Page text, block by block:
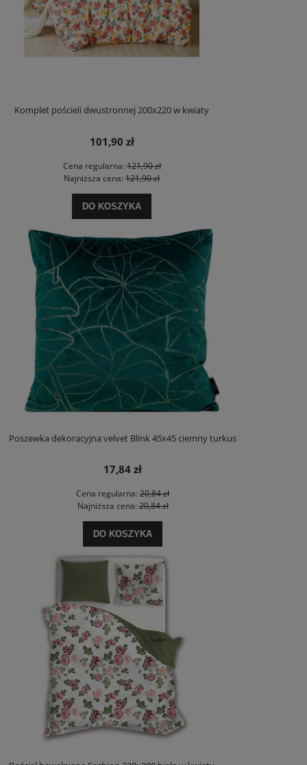
Komplet pościeli dwustronnej 200x220 w kwiaty
101,90 zł
Cena regularna:121,90 zł
Najniższa cena: 121,90 zł
DO KOSZYKA
Poszewka dekoracyjna velvet Blink 45x45 ciemny turkus
17,84 zł
Cena regularna: 20,84 zł
Najniższa cena:20,84 zł
DO KOSZYKA